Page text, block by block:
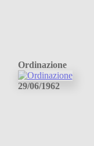
Ordinazione
29/06/1962